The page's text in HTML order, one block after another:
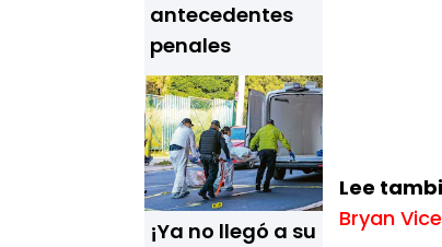
antecedentes
penales
¡Ya no llegó a su
Lee
Bryan